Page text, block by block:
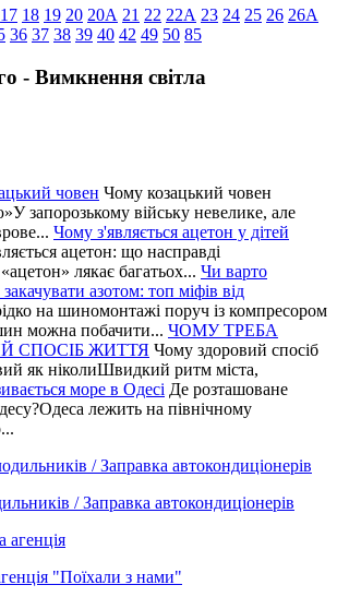
17 18 19 20 20А 21 22 22А 23 24 25 26 26А
36 37 38 39 40 42 49 50 85
- Вимкнення світла
човен Чому козацький човен
запорозькому війську невелике, але
Чому з'являється ацетон у дітей
ацетон: що насправді
лякає багатьох... Чи варто
азотом: топ міфів від
на шиномонтажі поруч із компресором
можна побачити... ЧОМУ ТРЕБА
СПОСІБ ЖИТТЯ Чому здоровий спосіб
як ніколиШвидкий ритм міста,
море в Одесі Де розташоване
лежить на північному
/ Заправка автокондиціонерів
"Поїхали з нами"